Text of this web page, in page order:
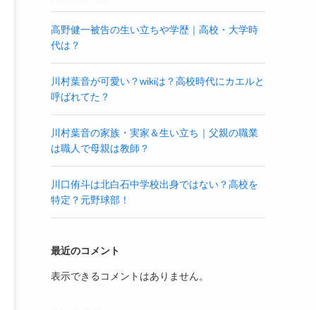
高野健一被告の生い立ちや学歴｜高校・大学時
代は？
川村葉音が可愛い？wikiは？高校時代にカエルと
呼ばれてた？
川村葉音の家族・実家＆生い立ち｜父親の職業
は職人で母親は教師？
川口侑斗は北白石中学校出身ではない？高校を
特定？元野球部！
最近のコメント
表示できるコメントはありません。